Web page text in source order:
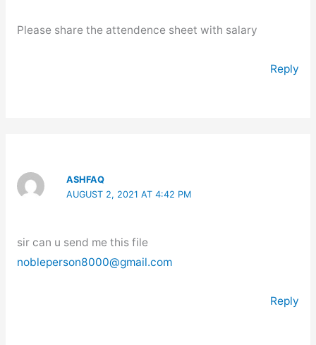
Please share the attendence sheet with salary
Reply
ASHFAQ
AUGUST 2, 2021 AT 4:42 PM
sir can u send me this file
nobleperson8000@gmail.com
Reply